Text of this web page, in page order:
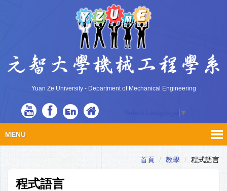
Yuan Ze University - Department of Mechanical Engineering
En ▼
MENU
首頁 教學 程式語言
程式語言